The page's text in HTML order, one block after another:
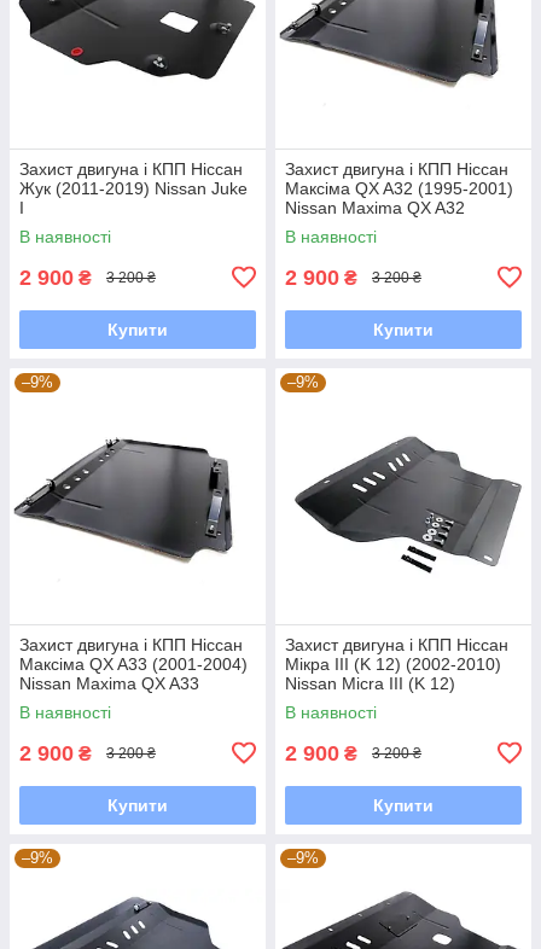
Захист двигуна і КПП Ніссан
Жук (2011-2019) Nissan Juke
I
В наявності
2 900 ₴ 3 200 ₴
Купити
Захист двигуна і КПП Ніссан
Максіма QX A32 (1995-2001)
Nissan Maxima QX A32
В наявності
2 900 ₴ 3 200 ₴
Купити
–9%
Захист двигуна і КПП Ніссан
Максіма QX A33 (2001-2004)
Nissan Maxima QX A33
В наявності
2 900 ₴ 3 200 ₴
Купити
–9%
Захист двигуна і КПП Ніссан
Мікрa III (K 12) (2002-2010)
Nissan Micra III (K 12)
В наявності
2 900 ₴ 3 200 ₴
Купити
–9% –9%